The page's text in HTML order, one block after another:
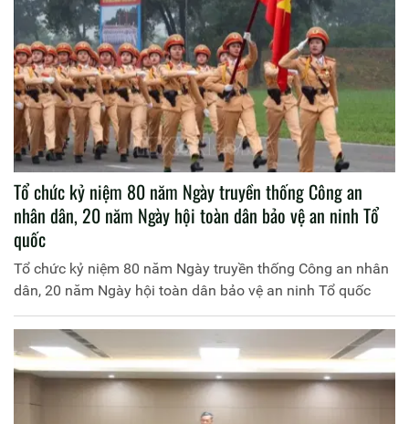
Tổ chức kỷ niệm 80 năm Ngày truyền thống Công an
nhân dân, 20 năm Ngày hội toàn dân bảo vệ an ninh Tổ
quốc
Tổ chức kỷ niệm 80 năm Ngày truyền thống Công an nhân
dân, 20 năm Ngày hội toàn dân bảo vệ an ninh Tổ quốc